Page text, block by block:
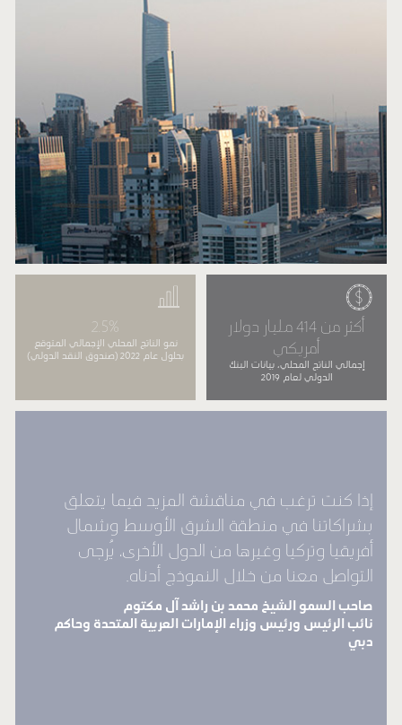
أكثر من 414 مليار دولار
أمريكي
إجمالي الناتج المحلي، بيانات البنك
الدولي لعام 2019
2.5%
نمو الناتج المحلي الإجمالي المتوقع
بحلول عام 2022 (صندوق النقد الدولي)
إذا كنت ترغب في مناقشة المزيد فيما يتعلق
بشراكاتنا في منطقة الشرق الأوسط وشمال
أفريقيا وتركيا وغيرها من الدول الأخرى، يُرجى
التواصل معنا من خلال النموذج أدناه.
صاحب السمو الشيخ محمد بن راشد آل مكتوم
نائب الرئيس ورئيس وزراء الإمارات العربية المتحدة وحاكم
دبي